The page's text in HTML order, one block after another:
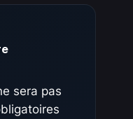
sera pas